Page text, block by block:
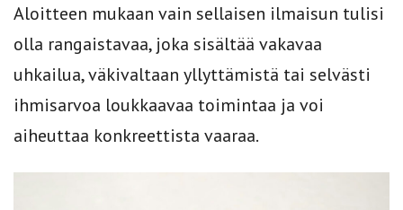
Aloitteen mukaan vain sellaisen ilmaisun tuli­si
olla rangaistavaa, joka sisältää vakavaa
uhkailua, väkivaltaan yllyttämistä tai selvästi
ihmisarvoa loukkaavaa toimintaa ja voi
aiheuttaa konkreet­tista vaaraa.